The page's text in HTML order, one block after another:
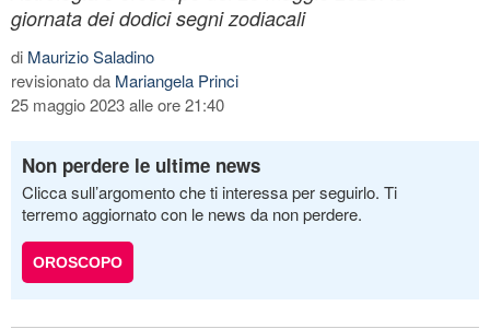
giornata dei dodici segni zodiacali
di Maurizio Saladino
revisionato da Mariangela Princi
25 maggio 2023 alle ore 21:40
Non perdere le ultime news
Clicca sull’argomento che ti interessa per seguirlo. Ti
terremo aggiornato con le news da non perdere.
OROSCOPO